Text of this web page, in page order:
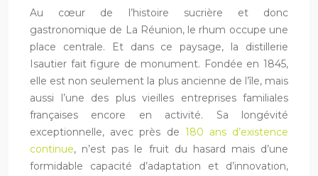
Au cœur de l’histoire sucrière et donc
gastronomique de La Réunion, le rhum occupe une
place centrale. Et dans ce paysage, la distillerie
Isautier fait figure de monument. Fondée en 1845,
elle est non seulement la plus ancienne de l’île, mais
aussi l’une des plus vieilles entreprises familiales
françaises encore en activité. Sa longévité
exceptionnelle, avec près de 180 ans d’existence
continue, n’est pas le fruit du hasard mais d’une
formidable capacité d’adaptation et d’innovation,